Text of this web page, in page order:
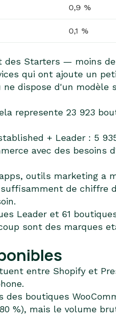
0,9 %
0,1 %
Starters — moins de
qui ont ajoute un
dispose d'un
represente 23 923
+ Leader : 5
avec des
outils marketing a
de chiffre
Leader et 61
sont des marques
entre Shopify et
des boutiques
%), mais le volume